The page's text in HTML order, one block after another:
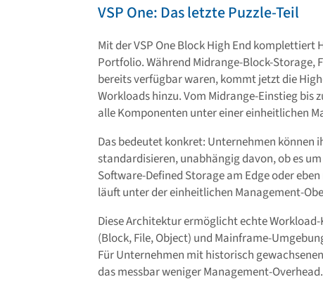
VSP One: Das letzte Puzzle-Teil
Mit der VSP One Block High End komplettiert
Portfolio. Während Midrange-Block-Storage,
bereits verfügbar waren, kommt jetzt die
Workloads hinzu. Vom Midrange-Einstieg
alle Komponenten unter einer einheitlichen
Das bedeutet konkret: Unternehmen
standardisieren, unabhängig davon, ob es
Software-Defined Storage am Edge oder
läuft unter der einheitlichen Management-
Diese Architektur ermöglicht echte
(Block, File, Object) und Mainframe-
Für Unternehmen mit historisch
das messbar weniger Management-Overhead.